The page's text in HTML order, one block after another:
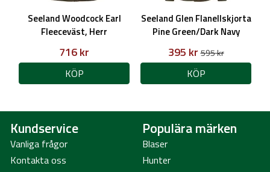
Seeland Woodcock Earl
Fleeceväst, Herr
716 kr
KÖP
Seeland Glen Flanellskjorta
Pine Green/Dark Navy
395 kr595 kr
KÖP
Kundservice
Vanliga frågor
Kontakta oss
Populära märken
Blaser
Hunter